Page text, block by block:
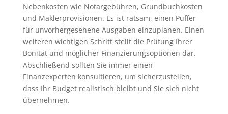
Nebenkosten wie Notargebühren, Grundbuchkosten
und Maklerprovisionen. Es ist ratsam, einen Puffer
für unvorhergesehene Ausgaben einzuplanen. Einen
weiteren wichtigen Schritt stellt die Prüfung Ihrer
Bonität und möglicher Finanzierungsoptionen dar.
Abschließend sollten Sie immer einen
Finanzexperten konsultieren, um sicherzustellen,
dass Ihr Budget realistisch bleibt und Sie sich nicht
übernehmen.